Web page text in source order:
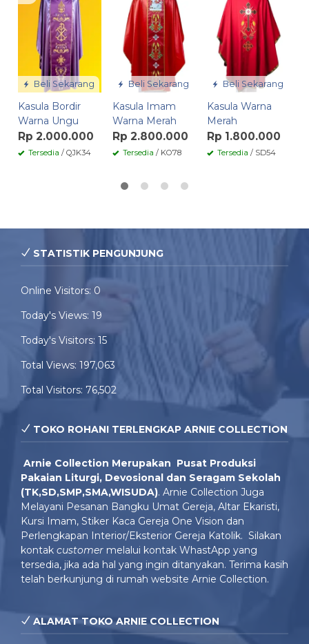
Beli Sekarang
Kasula Bordir
Warna Ungu
Rp 2.000.000
Tersedia / QJK34
Beli Sekarang
Kasula Imam
Warna Merah
Rp 2.800.000
Tersedia / KO78
Beli Sekarang
Kasula Warna
Merah
Rp 1.800.000
Tersedia / SD54
STATISTIK PENGUNJUNG
Online Visitors: 0
Today's Views: 19
Today's Visitors: 15
Total Views: 197,063
Total Visitors: 76,502
TOKO ROHANI TERLENGKAP ARNIE COLLECTION
Arnie Collection Merupakan Pusat Produksi
Pakaian Liturgi, Devosional dan Seragam Sekolah
(TK,SD,SMP,SMA,WISUDA). Arnie Collection Juga
Melayani Pesanan Bangku Umat Gereja, Altar Ekaristi,
Kursi Imam, Stiker Kaca Gereja One Vision dan
Perlengkapan Interior/Eksterior Gereja Katolik. Silakan
kontak customer melalui kontak WhastApp yang
tersedia, jika ada hal yang ingin ditanyakan. Terima kasih
telah berkunjung di rumah website Arnie Collection.
ALAMAT TOKO ARNIE COLLECTION